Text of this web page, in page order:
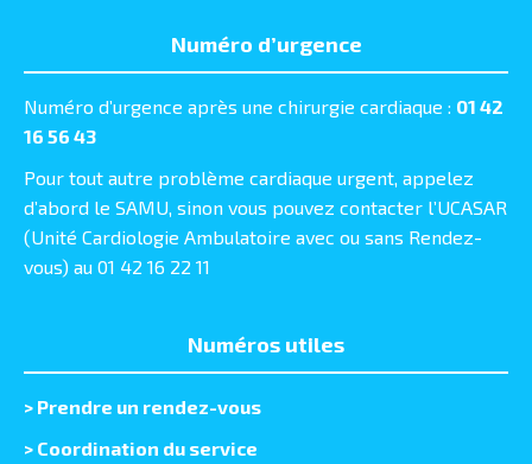
Numéro d’urgence
Numéro d’urgence après une chirurgie cardiaque : 01 42
16 56 43
Pour tout autre problème cardiaque urgent, appelez
d’abord le SAMU, sinon vous pouvez contacter l’UCASAR
(Unité Cardiologie Ambulatoire avec ou sans Rendez-
vous) au 01 42 16 22 11
Numéros utiles
> Prendre un rendez-vous
> Coordination du service